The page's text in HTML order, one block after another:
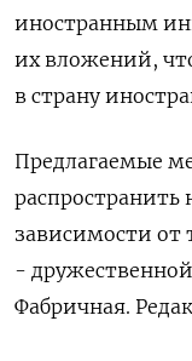
иностранным
их вложений,
в страну
Предлагаемые
распространить
зависимости от
-
Фабричная.